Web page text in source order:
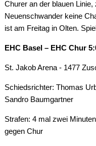
Churer an der blauen
Neuenschwander keine
ist am Freitag in Olten.
EHC Basel – EHC Chur
St. Jakob Arena - 1477
Schiedsrichter: Thomas
Sandro Baumgartner
Strafen: 4 mal zwei
gegen Chur